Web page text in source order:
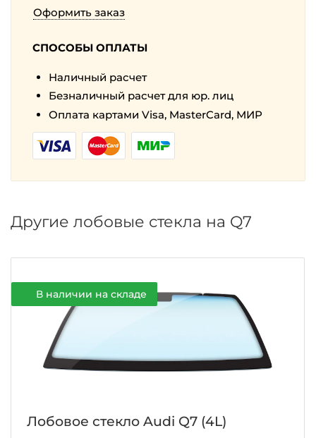
Оформить заказ
СПОСОБЫ ОПЛАТЫ
Наличный расчет
Безналичный расчет для юр. лиц
Оплата картами Visa, MasterCard, МИР
Другие лобовые стекла на Q7
В наличии на складе
Лобовое стекло Audi Q7 (4L)